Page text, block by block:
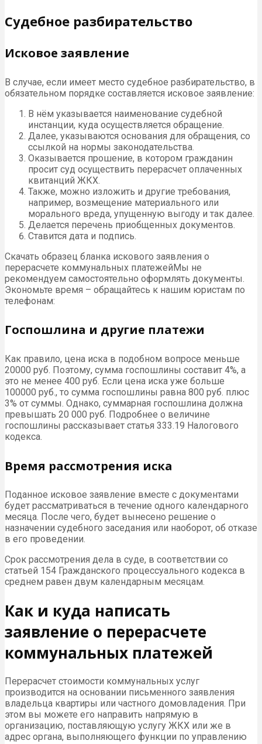
Судебное разбирательство
Исковое заявление
В случае, если имеет место судебное разбирательство, в
обязательном порядке составляется исковое заявление:
В нём указывается наименование судебной
инстанции, куда осуществляется обращение.
Далее, указываются основания для обращения, со
ссылкой на нормы законодательства.
Оказывается прошение, в котором гражданин
просит суд осуществить перерасчет оплаченных
квитанций ЖКХ.
Также, можно изложить и другие требования,
например, возмещение материального или
морального вреда, упущенную выгоду и так далее.
Делается перечень приобщенных документов.
Ставится дата и подпись.
Скачать образец бланка искового заявления о
перерасчете коммунальных платежейМы не
рекомендуем самостоятельно оформлять документы.
Экономьте время – обращайтесь к нашим юристам по
телефонам:
Госпошлина и другие платежи
Как правило, цена иска в подобном вопросе меньше
20000 руб. Поэтому, сумма госпошлины составит 4%, а
это не менее 400 руб. Если цена иска уже больше
100000 руб., то сумма госпошлины равна 800 руб. плюс
3% от суммы. Однако, суммарная госпошлина должна
превышать 20 000 руб. Подробнее о величине
госпошлины рассказывает статья 333.19 Налогового
кодекса.
Время рассмотрения иска
Поданное исковое заявление вместе с документами
будет рассматриваться в течение одного календарного
месяца. После чего, будет вынесено решение о
назначении судебного заседания или наоборот, об отказе
в его проведении.
Срок рассмотрения дела в суде, в соответствии со
статьей 154 Гражданского процессуального кодекса в
среднем равен двум календарным месяцам.
Как и куда написать
заявление о перерасчете
коммунальных платежей
Перерасчет стоимости коммунальных услуг
производится на основании письменного заявления
владельца квартиры или частного домовладения. При
этом вы можете его направить напрямую в
организацию, поставляющую услугу ЖКХ или же в
адрес органа, выполняющего функции по управлению